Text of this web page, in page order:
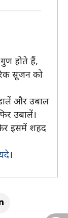
होते हैं,
सूजन को
और उबाल
उबालें।
इसमें शहद
।